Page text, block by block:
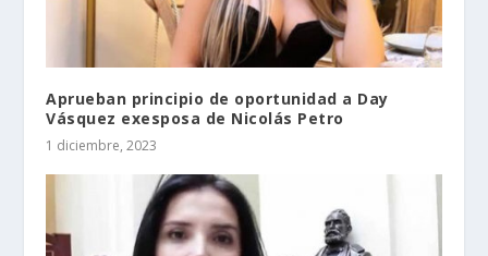
Aprueban principio de oportunidad a Day
Vásquez exesposa de Nicolás Petro
1 diciembre, 2023